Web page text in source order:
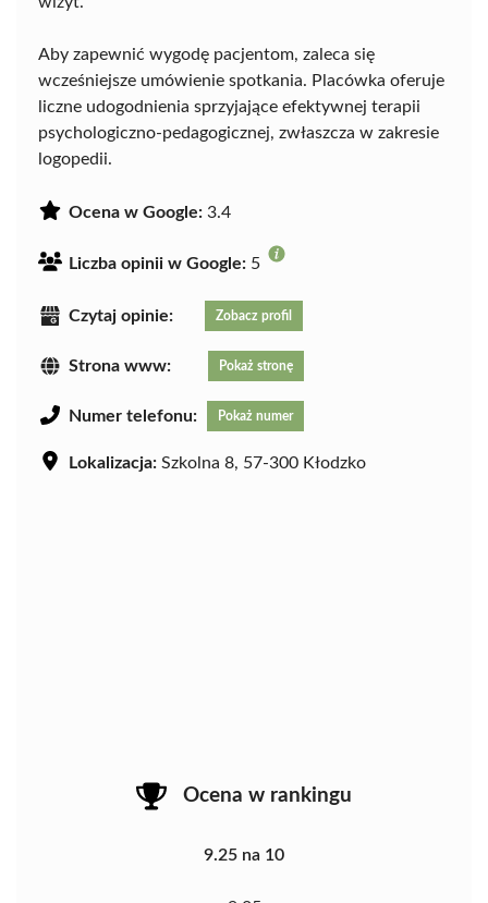
Aby zapewnić wygodę pacjentom, zaleca się
wcześniejsze umówienie spotkania. Placówka oferuje
liczne udogodnienia sprzyjające efektywnej terapii
psychologiczno-pedagogicznej, zwłaszcza w zakresie
logopedii.
Ocena w Google: 3.4
Liczba opinii w Google: 5
Czytaj opinie: Zobacz profil
Strona www: Pokaż stronę
Numer telefonu: Pokaż numer
Lokalizacja: Szkolna 8, 57-300 Kłodzko
Ocena w rankingu
9.25 na 10